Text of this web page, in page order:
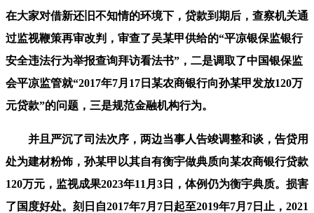
在大家对借新还旧不知情的环境下，贷款到期后，查察机关通
过监视鞭策再审改判，审查了吴某甲供给的“平凉银保监银行
安全违法行为举报查询拜访看法书”，二是调取了中国银保监
会平凉监管就“2017年7月17日某农商银行向孙某甲发放120万
元贷款”的问题，三是规范金融机构行为。
并且严沉了司法次序，两边当事人告竣调整和谈，告贷用
处为建材粉饰，孙某甲以其自有衡宇做典质向某农商银行贷款
120万元，监视成果2023年11月3日，体例仍为衡宇典质。损害
了国度好处。刻日自2017年7月7日起至2019年7月7日止，2021